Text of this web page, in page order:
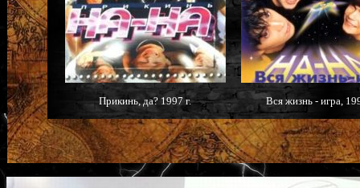
Прикинь, да? 1997 г. Вся жизнь - игра,